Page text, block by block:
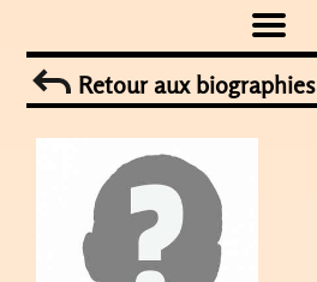
to
contentRetour aux biographies